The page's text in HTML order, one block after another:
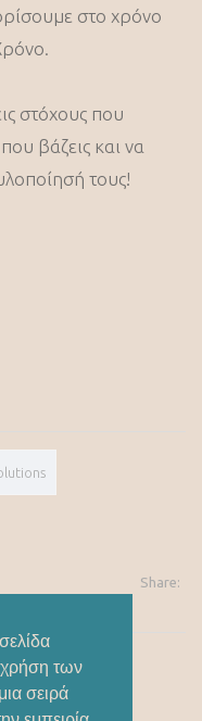
χρήση των
σειρά
στο χρόνο
στόχους που
βάζεις και να
τους!
Share: